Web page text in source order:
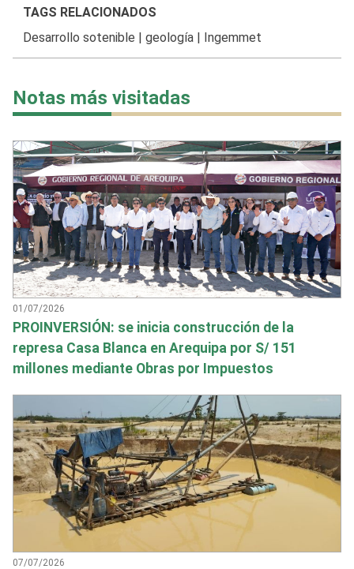
TAGS RELACIONADOS
Desarrollo sotenible
geología| Ingemmet
Notas más visitadas
01/07/2026
PROINVERSIÓN: se inicia construcción de la
represa Casa Blanca en Arequipa por S/ 151
millones mediante Obras por Impuestos
07/07/2026